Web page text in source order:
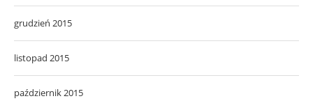
grudzień 2015
listopad 2015
październik 2015